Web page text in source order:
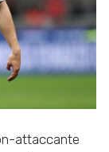
attaccante